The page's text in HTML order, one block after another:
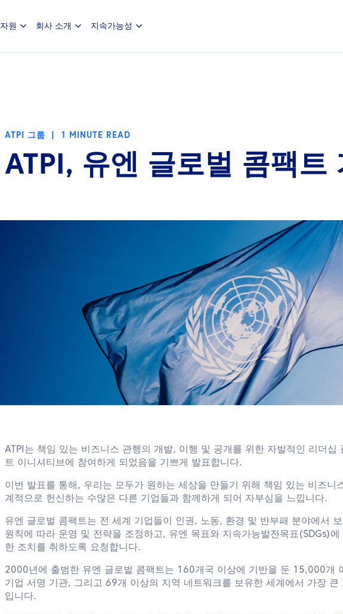
자원 회사 소개 지속가능성
ATPI 그룹 1 MINUTE READ
ATPI, 유엔 글로벌 콤팩트
ATPI는 책임 있는 비즈니스 관행의 개발, 이행 및 공개를 위한 자발적인 리더십
트 이니셔티브에 참여하게 되었음을 기쁘게 발표합니다.
이번 발표를 통해, 우리는 모두가 원하는 세상을 만들기 위해 책임 있는 비즈니
계적으로 헌신하는 수많은 다른 기업들과 함께하게 되어 자부심을 느낍니다.
유엔 글로벌 콤팩트는 전 세계 기업들이 인권, 노동, 환경 및 반부패 분야에서
원칙에 따라 운영 및 전략을 조정하고, 유엔 목표와 지속가능발전목표(SDGs)에
한 조치를 취하도록 요청합니다.
2000년에 출범한 유엔 글로벌 콤팩트는 160개국 이상에 기반을 둔 15,000개
기업 서명 기관, 그리고 69개 이상의 지역 네트워크를 보유한 세계에서 가장 큰
입니다.